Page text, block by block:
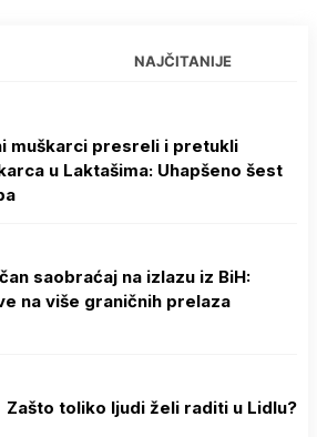
NAJČITANIJE
muškarci presreli i pretukli
u Laktašima: Uhapšeno šest
saobraćaj na izlazu iz BiH:
na više graničnih prelaza
Zašto toliko ljudi želi raditi u Lidlu?